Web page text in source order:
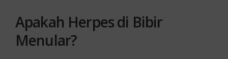
Apakah Herpes di Bibir
Menular?